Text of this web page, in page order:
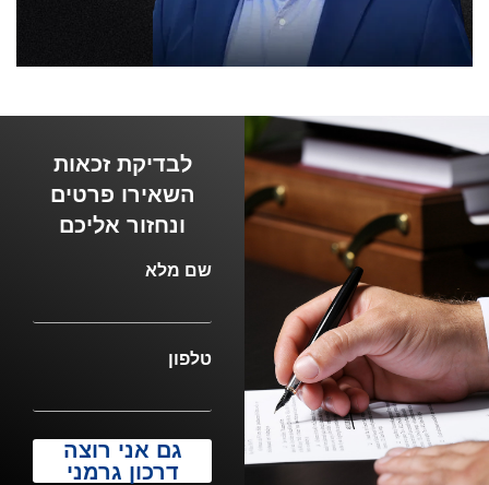
לבדיקת זכאות
השאירו פרטים
ונחזור אליכם
שם מלא
טלפון
גם אני רוצה
דרכון גרמני